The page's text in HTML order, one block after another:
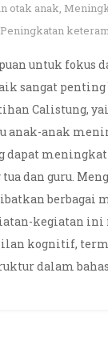
otak anak,
Peningkatan
untuk fokus
sangat
Calistung,
anak-anak
dapat
dan guru.
berbagai
kegiatan
kognitif,
dalam